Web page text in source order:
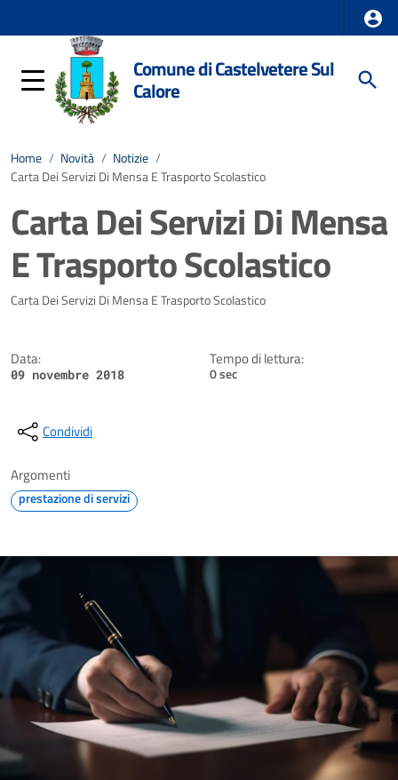
Comune di Castelvetere Sul
Calore
Home / Novità / Notizie /
Carta Dei Servizi Di Mensa E Trasporto Scolastico
Carta Dei Servizi Di Mensa
E Trasporto Scolastico
Dettagli della notizia
Carta Dei Servizi Di Mensa E Trasporto Scolastico
Data:
09 novembre 2018
Tempo di lettura:
0 sec
Condividi
Argomenti
prestazione di servizi